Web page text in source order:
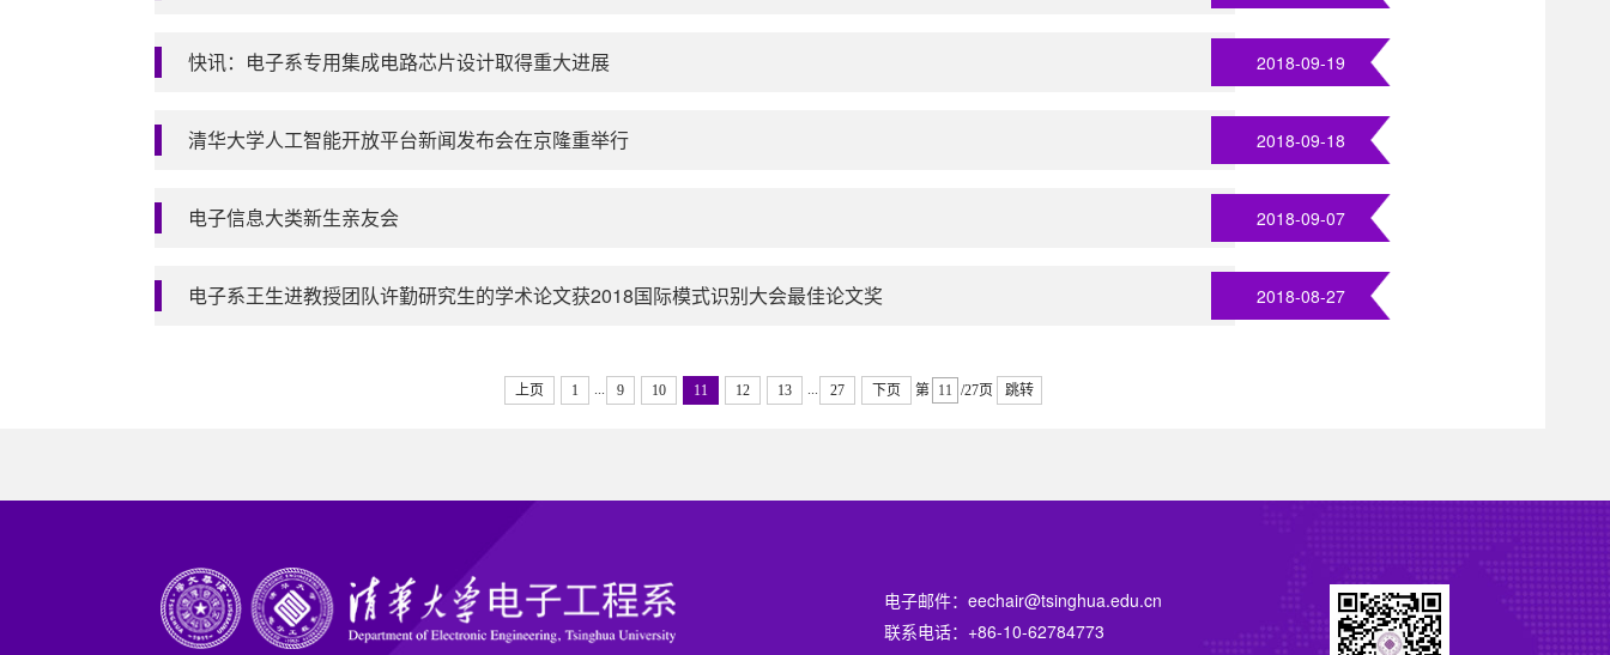
快讯：电子系专用集成电路芯片设计取得重大进展 2018-09-19
清华大学人工智能开放平台新闻发布会在京隆重举行 2018-09-18
电子信息大类新生亲友会 2018-09-07
电子系王生进教授团队许勤研究生的学术论文获2018国际模式识别大会最佳论文奖 2018-08-27
上页 1 ... 9 10 11 12 13 ... 27 下页 第 /27页 跳转
电子邮件： eechair@tsinghua.edu.cn
联系电话：+86-10-62784773